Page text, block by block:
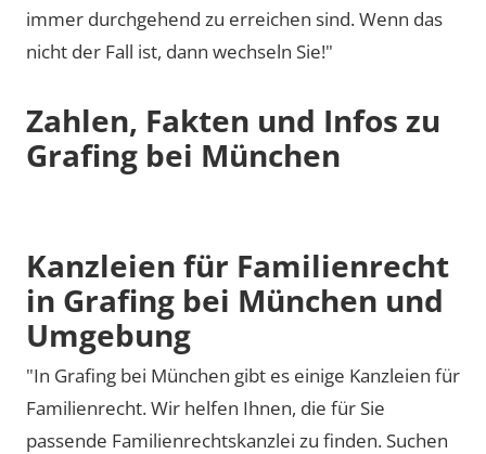
immer durchgehend zu erreichen sind. Wenn das
nicht der Fall ist, dann wechseln Sie!"
Zahlen, Fakten und Infos zu
Grafing bei München
Kanzleien für Familienrecht
in Grafing bei München und
Umgebung
"In Grafing bei München gibt es einige Kanzleien für
Familienrecht. Wir helfen Ihnen, die für Sie
passende Familienrechtskanzlei zu finden. Suchen